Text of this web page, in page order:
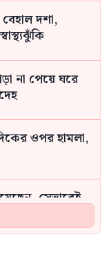
বেহাল দশা,
না পেয়ে ঘরে
ওপর হামলা,
সেভাবেই
মুখোমুখি
খান কামাল